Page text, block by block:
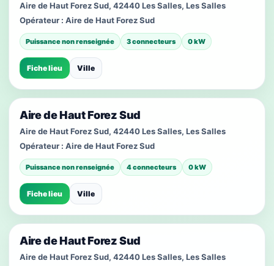
Aire de Haut Forez Sud, 42440 Les Salles, Les Salles
Opérateur : Aire de Haut Forez Sud
Puissance non renseignée 3 connecteurs 0 kW
Fiche lieu Ville
Aire de Haut Forez Sud
Aire de Haut Forez Sud, 42440 Les Salles, Les Salles
Opérateur : Aire de Haut Forez Sud
Puissance non renseignée 4 connecteurs 0 kW
Fiche lieu Ville
Aire de Haut Forez Sud
Aire de Haut Forez Sud, 42440 Les Salles, Les Salles